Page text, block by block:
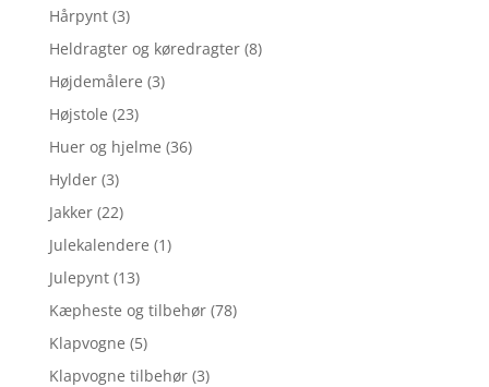
Hårpynt (3)
Heldragter og køredragter (8)
Højdemålere (3)
Højstole (23)
Huer og hjelme (36)
Hylder (3)
Jakker (22)
Julekalendere (1)
Julepynt (13)
Kæpheste og tilbehør (78)
Klapvogne (5)
Klapvogne tilbehør (3)